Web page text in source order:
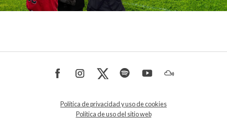
Política de privacidad y uso de cookies
Política de uso del sitio web